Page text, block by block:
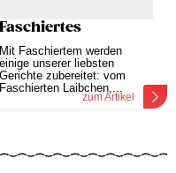
Faschiertes
Mit Faschiertem werden
einige unserer liebsten
Gerichte zubereitet: vom
Faschierten Laibchen,...
zum Artikel